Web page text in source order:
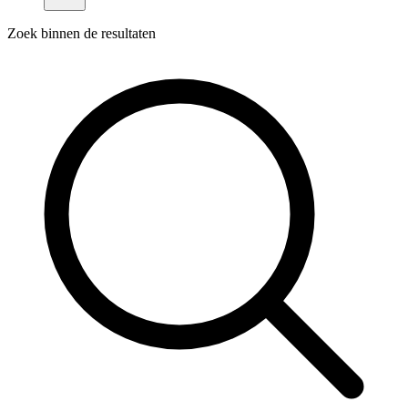
Zoek binnen de resultaten